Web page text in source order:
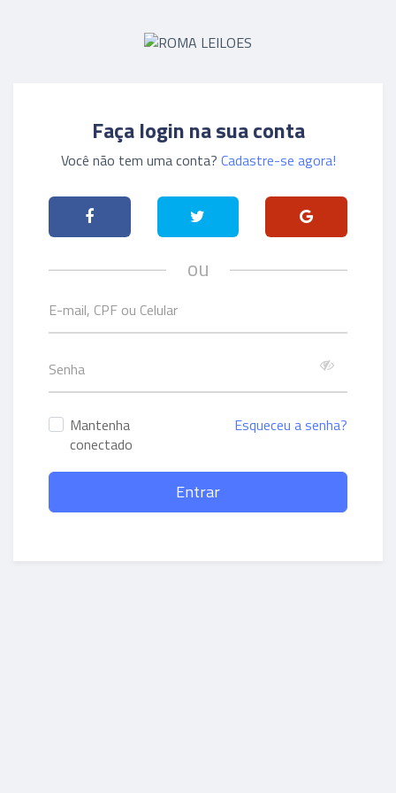
Faça login na sua conta
Você não tem uma conta? Cadastre-se agora!
ou
Mantenha
conectado
Esqueceu a senha?
Entrar